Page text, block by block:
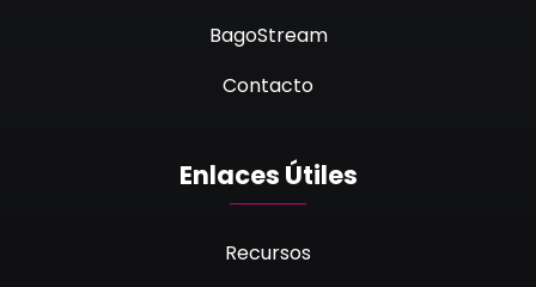
BagoStream
Contacto
Enlaces Útiles
Recursos